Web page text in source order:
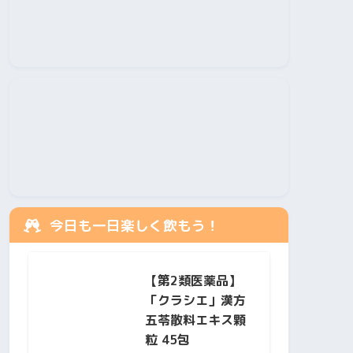
今日も一日楽しく飲もう！
【第2類医薬品】
「クラシエ」漢方
五苓散料エキス顆
粒 45包